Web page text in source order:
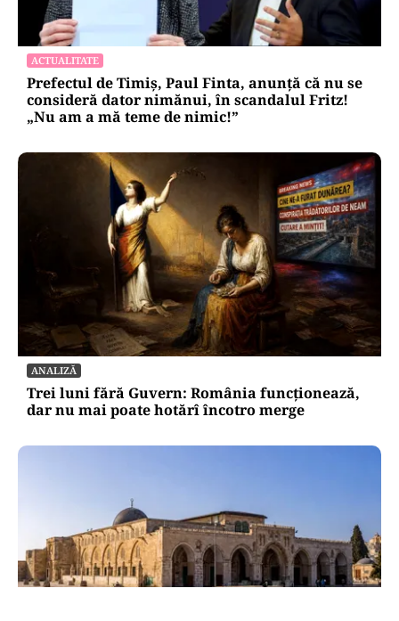
ACTUALITATE
Prefectul de Timiș, Paul Finta, anunță că nu se
consideră dator nimănui, în scandalul Fritz!
„Nu am a mă teme de nimic!”
ANALIZĂ
Trei luni fără Guvern: România funcționează,
dar nu mai poate hotărî încotro merge